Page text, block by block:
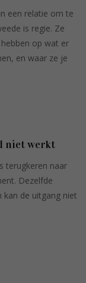
een relatie om te
is regie. Ze
op wat er
en waar ze je
niet werkt
terugkeren naar
Dezelfde
kan de uitgang niet